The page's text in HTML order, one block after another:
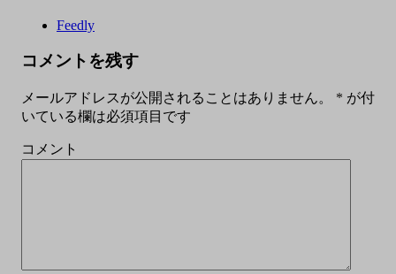
Feedly
コメントを残す
メールアドレスが公開されることはありません。 * が付
いている欄は必須項目です
コメント